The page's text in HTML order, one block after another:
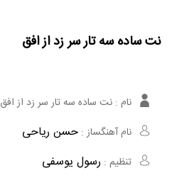
نت ساده سه تار سر زد از افق
نام : نت ساده سه تار سر زد از افق
نام آهنگساز : حسن ریاحی
تنظیم : رسول یوسفی